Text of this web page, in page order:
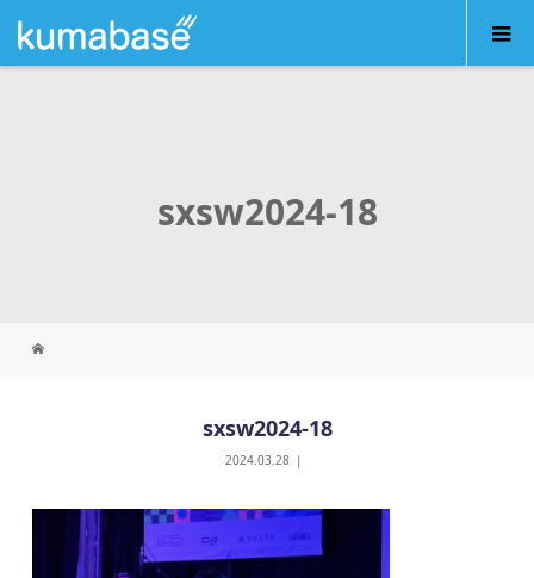
sxsw2024-18
sxsw2024-18
2024.03.28